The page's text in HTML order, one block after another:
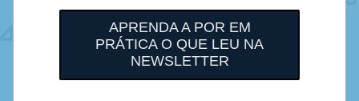
APRENDA A POR EM
PRÁTICA O QUE LEU NA
NEWSLETTER